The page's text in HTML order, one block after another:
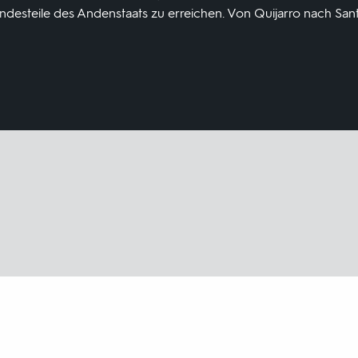
des Andenstaats zu erreichen. Von Quijarro nach